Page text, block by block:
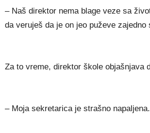
– Naš direktor nema blage veze sa
da veruješ da je on jeo puževe zajedno
Za to vreme, direktor škole objašnjava
– Moja sekretarica je strašno napaljena.